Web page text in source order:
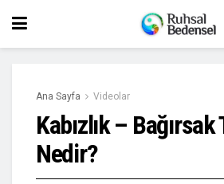
Ana Sayfa Videolar
Kabızlık –
Nedir?